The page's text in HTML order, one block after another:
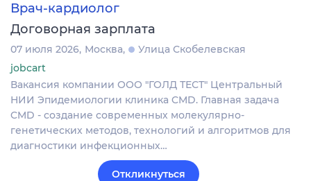
Врач-кардиолог
Договорная зарплата
07 июля 2026 Москва
Улица Скобелевская
jobcart
Вакансия компании ООО "ГОЛД ТЕСТ" Центральный
НИИ Эпидемиологии клиника CMD. Главная задача
CMD - создание современных молекулярно-
генетических методов, технологий и алгоритмов для
диагностики инфекционных…
Откликнуться